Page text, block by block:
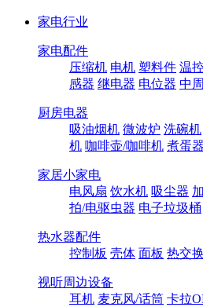
家电行业
家电配件
压缩机 电机 塑料件 温
感器 继电器 电位器 中周
厨房电器
吸油烟机 微波炉 洗碗机
机 咖啡壶/咖啡机 煮蛋器
家居小家电
电风扇 饮水机 吸尘器
拍/电驱虫器 电子垃圾桶
热水器配件
控制板 壳体 面板 热交
视听周边设备
耳机 麦克风/话筒 卡拉